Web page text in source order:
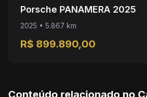
Porsche PANAMERA 2025
2025 • 5.867 km
R$ 899.890,00
Conteúdo relacionado no